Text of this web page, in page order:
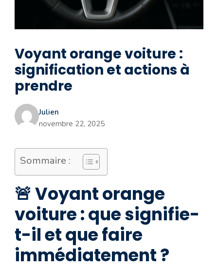
Voyant orange voiture :
signification et actions à
prendre
Julien
novembre 22, 2025
Sommaire :
🚨 Voyant orange
voiture : que signifie-
t-il et que faire
immédiatement ?